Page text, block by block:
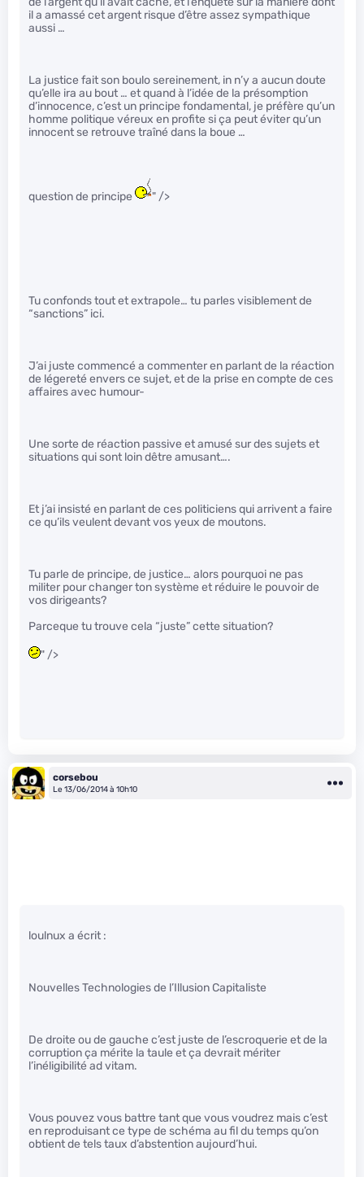
il a amassé cet argent risque d’être assez sympathique
aussi …
La justice fait son boulo sereinement, in n’y a aucun doute
qu’elle ira au bout … et quand à l’idée de la présomption
d’innocence, c’est un principe fondamental, je préfère qu’un
homme politique véreux en profite si ça peut éviter qu’un
innocent se retrouve traîné dans la boue …
question de principe " />
Tu confonds tout et extrapole… tu parles visiblement de
“sanctions” ici.
J’ai juste commencé a commenter en parlant de la réaction
de légereté envers ce sujet, et de la prise en compte de ces
affaires avec humour-
Une sorte de réaction passive et amusé sur des sujets et
situations qui sont loin dêtre amusant….
Et j’ai insisté en parlant de ces politiciens qui arrivent a faire
ce qu’ils veulent devant vos yeux de moutons.
Tu parle de principe, de justice… alors pourquoi ne pas
militer pour changer ton système et réduire le pouvoir de
vos dirigeants?
Parceque tu trouve cela “juste” cette situation?
" />
corsebou
Le 13/06/2014 à 10h10
loulnux a écrit :
Nouvelles Technologies de l’Illusion Capitaliste
De droite ou de gauche c’est juste de l’escroquerie et de la
corruption ça mérite la taule et ça devrait mériter
l’inéligibilité ad vitam.
Vous pouvez vous battre tant que vous voudrez mais c’est
en reproduisant ce type de schéma au fil du temps qu’on
obtient de tels taux d’abstention aujourd’hui.